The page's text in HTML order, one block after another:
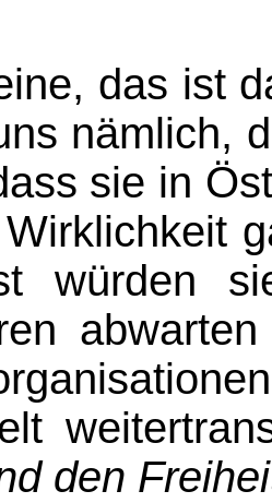
das ist
nämlich,
sie in
würden
den